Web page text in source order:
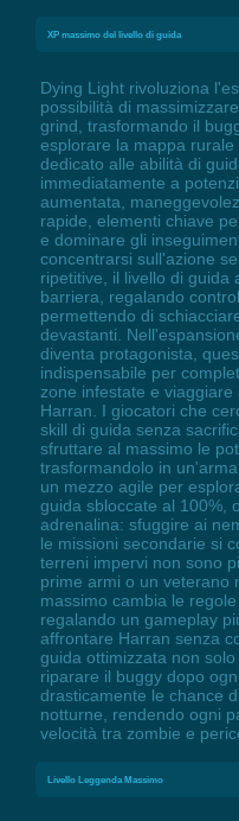
XP massimo del livello di guida
Dying Light rivoluziona
possibilità di
grind, trasformando il
esplorare la mappa
dedicato alle abilità di
immediatamente a
aumentata,
rapide, elementi chiave
e dominare gli
concentrarsi sull'azione
ripetitive, il livello di guida
barriera, regalando
permettendo di
devastanti.
diventa protagonista,
indispensabile per
zone infestate e
Harran. I giocatori che
skill di guida senza
sfruttare al massimo le
trasformandolo in
un mezzo agile per
guida sbloccate al 100%,
adrenalina: sfuggire ai
le missioni secondarie si
terreni impervi non sono
prime armi o un veterano
massimo cambia le
regalando un gameplay
affrontare Harran senza
guida ottimizzata non
riparare il buggy dopo
drasticamente le chance
notturne, rendendo ogni
velocità tra zombie e
Livello Leggenda Massimo